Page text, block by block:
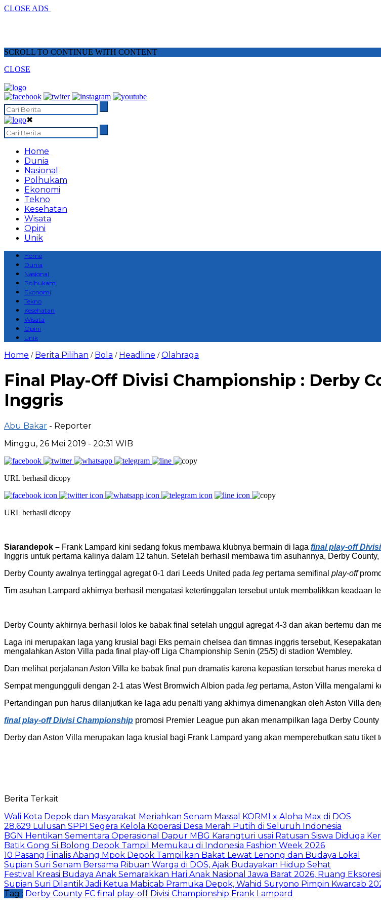
CLOSE ADS
SCROLL TO CONTINUE WITH CONTENT
CLOSE
✖
Home
Dunia
Nasional
Polhukam
Ekonomi
Tekno
Kesehatan
Wisata
Opini
Unik
Home
Dunia
Nasional
Polhukam
Ekonomi
Tekno
Kesehatan
Wisata
Opini
Unik
Home / Berita Pilihan / Bola / Headline /Olahraga
Final Play-Off Divisi Championship : Derby
Inggris
Abu Bakar - Reporter
Minggu, 26 Mei 2019 - 20:31 WIB
URL berhasil dicopy
URL berhasil dicopy
Siarandepok – Frank Lampard kini sedang fokus membawa klubnya bermain di laga final play-off
Inggris untuk pertama kalinya dalam 12 tahun. Setelah berhasil membawa tim asuhannya, Derby County,
Derby County awalnya tertinggal agregat 0-1 dari Leeds United pada leg pertama semifinal play-off
Tim asuhan Lampard akhirnya berhasil mengatasi ketertinggalan tersebut untuk membalikkan keadaan
Derby County akhirnya berhasil lolos ke babak final setelah unggul agregat 4-3 dan akan bertemu dan
Laga ini merupakan laga yang krusial bagi Eks pemain chelsea dan timnas inggris tersebut,
mengalahkan Aston Villa pada final play-off Liga Championship Senin (25/5) di stadion Wembley.
Dan melihat perjalanan Aston Villa ke babak final pun dramatis karena kepastian tersebut harus
Sempat mengungguli dengan 2-1 atas West Bromwich Albion pada leg pertama, Aston Villa mengalami
Pertandingan pun harus dilanjutkan ke laga adu penalti yang akhirnya dimenangkan oleh Aston Villa
final play-off Divisi Championship promosi Premier League pun akan menampilkan laga Derby
Derby dan Aston Villa merupakan laga krusial bagi Frank Lampard yang akan memperebutkan satu
Berita Terkait
Wali Kota Depok dan Masyarakat Meriahkan Senam Massal KORMI x Aloha Max di DOS
28.629 Lulusan SPPI Segera Kelola Koperasi Desa Merah Putih di Seluruh Indonesia
BGN Hentikan Sementara Operasional Dapur MBG Karangturi usai Ratusan Siswa Diduga
Batik Gong Si Bolong Depok Tampil Memukau di Indonesia Fashion Week 2026
10 Pasang Finalis Abang Mpok Depok Tampilkan Bakat Lewat Lenong dan Budaya Lokal
Supian Suri Senam Bersama Ribuan Warga di DOS, Ajak Budayakan Hidup Sehat
Festival Kreasi Budaya Anak Semarakkan Hari Anak Nasional Jawa Barat 2026, Ruang
Supian Suri Dilantik Jadi Ketua Mabicab Pramuka Depok, Wahid Suryono Pimpin Kwarcab
Tag : Derby County FC final play-off Divisi Championship Frank Lampard